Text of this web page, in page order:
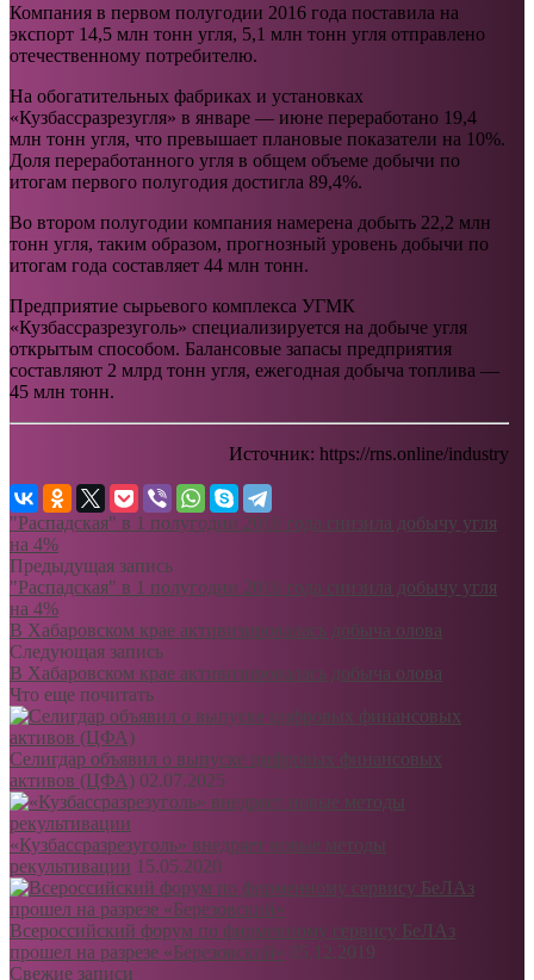
Компания в первом полугодии 2016 года поставила на
экспорт 14,5 млн тонн угля, 5,1 млн тонн угля отправлено
отечественному потребителю.
На обогатительных фабриках и установках
«Кузбассразрезугля» в январе — июне переработано 19,4
млн тонн угля, что превышает плановые показатели на 10%.
Доля переработанного угля в общем объеме добычи по
итогам первого полугодия достигла 89,4%.
Во втором полугодии компания намерена добыть 22,2 млн
тонн угля, таким образом, прогнозный уровень добычи по
итогам года составляет 44 млн тонн.
Предприятие сырьевого комплекса УГМК
«Кузбассразрезуголь» специализируется на добыче угля
открытым способом. Балансовые запасы предприятия
составляют 2 млрд тонн угля, ежегодная добыча топлива —
45 млн тонн.
Источник: https://rns.online/industry
"Распадская" в 1 полугодии 2016 года снизила добычу угля
на 4%
Предыдущая запись
"Распадская" в 1 полугодии 2016 года снизила добычу угля
на 4%
В Хабаровском крае активизировалась добыча олова
Следующая запись
В Хабаровском крае активизировалась добыча олова
Что еще почитать
Селигдар объявил о выпуске цифровых финансовых
активов (ЦФА) 02.07.2025
«Кузбассразрезуголь» внедряет новые методы
рекультивации 15.05.2020
Всероссийский форум по фирменному сервису БеЛАз
прошел на разрезе «Березовский» 05.12.2019
Свежие записи